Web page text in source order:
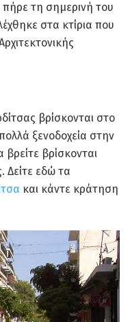
πήρε τη σημερινή του
στα κτίρια που
βρίσκονται στο
ξενοδοχεία στην
βρίσκονται
Δείτε εδώ τα
και κάντε κράτηση